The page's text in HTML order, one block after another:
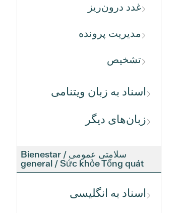
غدد درون‌ریز
مدیریت پرونده
تشخیص
اسناد به زبان ویتنامی
زبان‌های دیگر
سلامتی عمومی / Bienestar
general / Sức khỏe Tổng quát
اسناد به انگلیسی